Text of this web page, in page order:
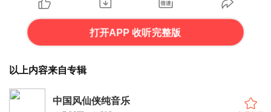
打开APP 收听完整版
以上内容来自专辑
中国风仙侠纯音乐